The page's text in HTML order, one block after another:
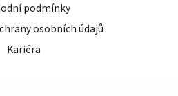
podmínky
osobních údajů
Kariéra